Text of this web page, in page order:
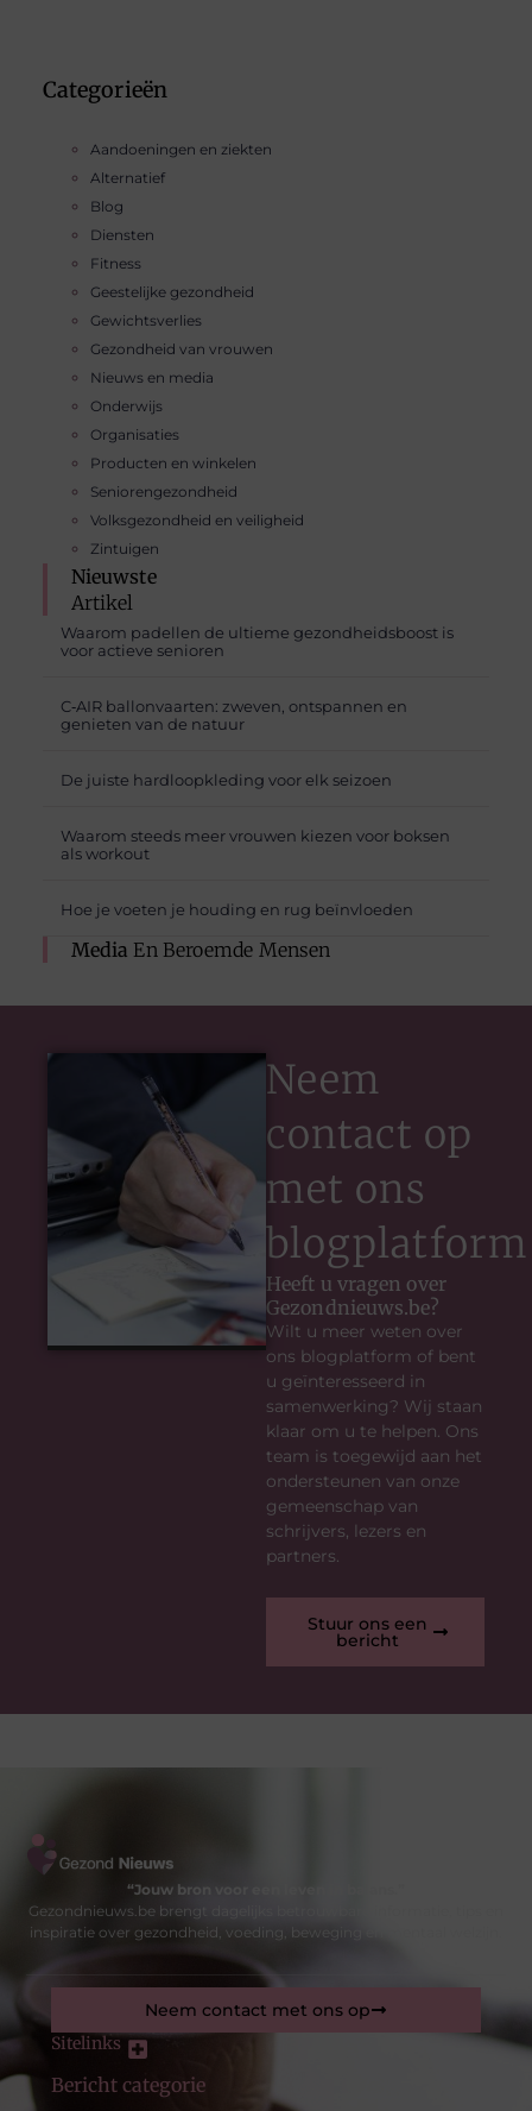
Categorieën
Aandoeningen en ziekten
Alternatief
Blog
Diensten
Fitness
Geestelijke gezondheid
Gewichtsverlies
Gezondheid van vrouwen
Nieuws en media
Onderwijs
Organisaties
Producten en winkelen
Seniorengezondheid
Volksgezondheid en veiligheid
Zintuigen
Nieuwste
Artikel
Waarom padellen de ultieme gezondheidsboost is
voor actieve senioren
C‑AIR ballonvaarten: zweven, ontspannen en
genieten van de natuur
De juiste hardloopkleding voor elk seizoen
Waarom steeds meer vrouwen kiezen voor boksen
als workout
Hoe je voeten je houding en rug beïnvloeden
Media En Beroemde Mensen
Neem
contact op
met ons
blogplatform
Heeft u vragen over
Gezondnieuws.be?
Wilt u meer weten over
ons blogplatform of bent
u geïnteresseerd in
samenwerking? Wij staan
klaar om u te helpen. Ons
team is toegewijd aan het
ondersteunen van onze
gemeenschap van
schrijvers, lezers en
partners.
Stuur ons een
bericht
“Jouw bron voor een leven in balans.”
Gezondnieuws.be brengt dagelijks betrouwbare informatie, tips en
inspiratie over gezondheid, voeding, beweging en mentaal welzijn.
Sitelinks
Bericht categorie
Neem contact met ons op